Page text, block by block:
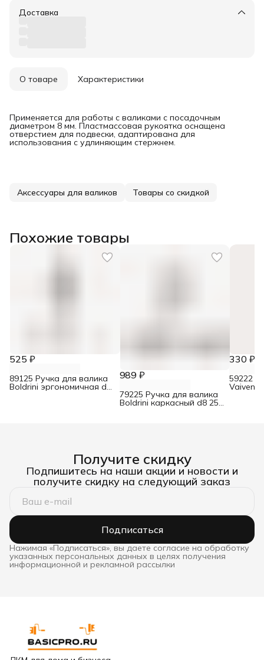
Удобный возврат
Доставка
О товаре Характеристики
Применяется для работы с валиками с посадочным
диаметром 8 мм. Пластмассовая рукоятка оснащена
отверстием для подвески, адаптирована для
использования с удлиняющим стержнем.
Аксессуары для валиков Товары со скидкой
Похожие товары
525 ₽
89125 Ручка для валика
Boldrini эргономичная d8
989 ₽
79225 Ручка для валика
Boldrini каркасный d8 250
330 ₽
59222
Vaiven
Получите скидку
Подпишитесь на наши акции и новости и
получите скидку на следующий заказ
Подписаться
Нажимая «Подписаться», вы даете согласие на обработку
указанных персональных данных в целях получения
информационной и рекламной рассылки